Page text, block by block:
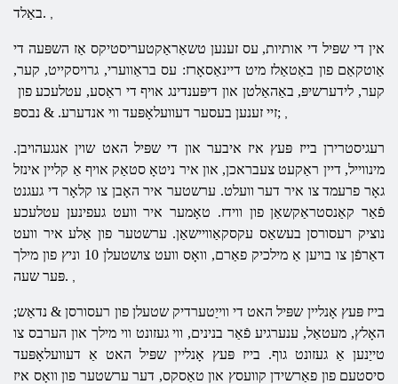
באַלד.
אין די שפּיל די אותיות, עס זענען טשאַראַקטעריסטיקס אַז השפּעה די
אַוטקאַם פון באַטאַלז מיט דיינאַסאָרז: עס בראַווערי, גרויסקייט, קער,
קער, לידערשיפּ, באַהאַלטן און דיפּענדינג אויף די ראַסע, עטלעכע פון ​​
זיי זענען בעסער דעוועלאָפּעד ווי אנדערע. & נבספּ;
רעגיסטרירן בייז פּעץ איז איבער און די שפּיל האט שוין אנגעהויבן.
מינווייל, דיין ראַקעט צעבראכן, און איר ניטאָ סטאַק אויף אַ קליין אינזל
גאָר פרעמד צו איר דער וועלט. ערשטער איר האָבן צו קלאָר די געגנט
פֿאַר קאַנסטראַקשאַן פון ווידז. טאָמער איר וועט געפינען עטלעכע
נוציק רעסורסן בעשאַס עקסקאַוויישאַן. ערשטער פון אַלע איר וועט
דאַרפֿן צו בויען אַ מילכיק פאַרם, וואָס וועט צושטעלן 10 וניץ פון מילך
פּער שעה.
בייז פּעץ אָנליין שפּיל האט די ווייַטערדיק שטעלן פון רעסורסן & נדאַש;
האָלץ, מעטאַל, ענערגיע פֿאַר בנינים, ווי געזונט ווי מילך און הערבס צו
טייַנען אַ געזונט גוף. בייז פּעץ אָנליין שפּיל האט אַ דעוועלאָפּעד
סיסטעם פון פאַרשידן קוועסץ און טאַסקס, דער ערשטער פון וואָס איז